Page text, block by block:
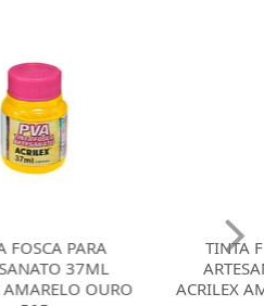
TINTA FOSCA PARA
ARTESANATO 37ML
ACRILEX AMARELO LIMAO